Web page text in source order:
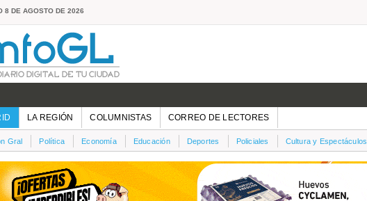
8 DE AGOSTO DE 2026
LA REGIÓN COLUMNISTAS CORREO DE LECTORES
Gral Política Economía Educación Deportes Policiales Cultura y Espectáculos